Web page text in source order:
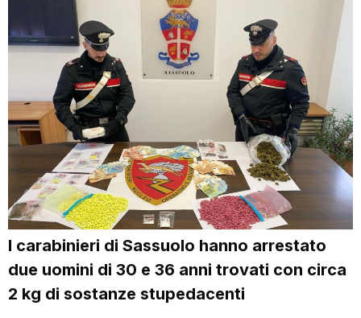
I carabinieri di Sassuolo hanno arrestato
due uomini di 30 e 36 anni trovati con circa
2 kg di sostanze stupedacenti